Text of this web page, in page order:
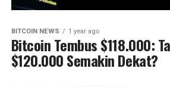
BITCOIN NEWS 1 year ago
Bitcoin Tembus $118.000:
$120.000 Semakin Dekat?